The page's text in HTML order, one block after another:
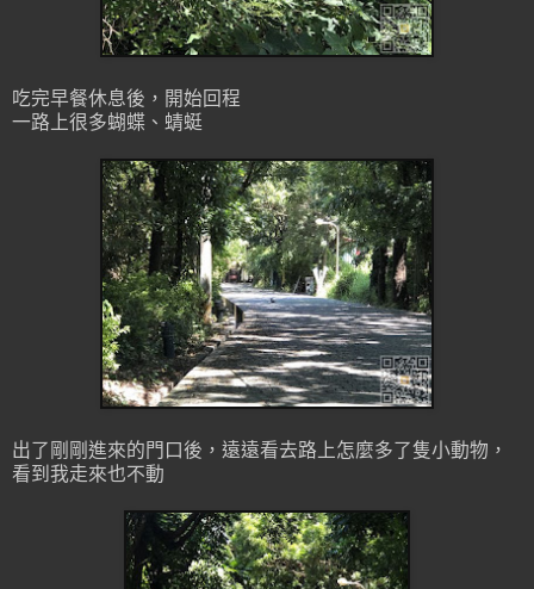
吃完早餐休息後，開始回程
一路上很多蝴蝶、蜻蜓
出了剛剛進來的門口後，遠遠看去路上怎麼多了隻小動物，
看到我走來也不動